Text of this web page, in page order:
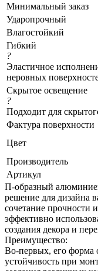
Минимальный заказ
Ударопрочный
Влагостойкий
Гибкий
?
Эластичное
неровных
Скрытое освещение
?
Подходит для
Фактура поверхности
Цвет
Производитель
Артикул
П-образный
решение для дизайна
сочетание прочности
эффективно
создания декора и
Преимущество:
Во-первых, его форма
устойчивость при